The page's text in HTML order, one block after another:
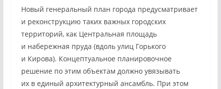
Новый генеральный план города предусматривает
и реконструкцию таких важных городских
территорий, как Центральная площадь
и набережная пруда (вдоль улиц Горького
и Кирова). Концептуальное планировочное
решение по этим объектам должно увязывать
их в единый архитектурный ансамбль. При этом